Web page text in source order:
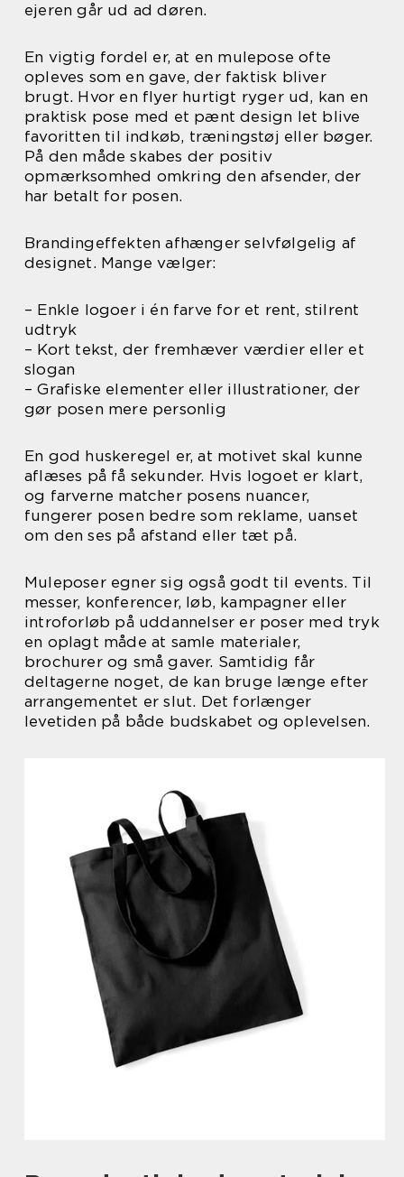
ejeren går ud ad døren.
En vigtig fordel er, at en mulepose ofte
opleves som en gave, der faktisk bliver
brugt. Hvor en flyer hurtigt ryger ud, kan en
praktisk pose med et pænt design let blive
favoritten til indkøb, træningstøj eller bøger.
På den måde skabes der positiv
opmærksomhed omkring den afsender, der
har betalt for posen.
Brandingeffekten afhænger selvfølgelig af
designet. Mange vælger:
– Enkle logoer i én farve for et rent, stilrent
udtryk
– Kort tekst, der fremhæver værdier eller et
slogan
– Grafiske elementer eller illustrationer, der
gør posen mere personlig
En god huskeregel er, at motivet skal kunne
aflæses på få sekunder. Hvis logoet er klart,
og farverne matcher posens nuancer,
fungerer posen bedre som reklame, uanset
om den ses på afstand eller tæt på.
Muleposer egner sig også godt til events. Til
messer, konferencer, løb, kampagner eller
introforløb på uddannelser er poser med tryk
en oplagt måde at samle materialer,
brochurer og små gaver. Samtidig får
deltagerne noget, de kan bruge længe efter
arrangementet er slut. Det forlænger
levetiden på både budskabet og oplevelsen.